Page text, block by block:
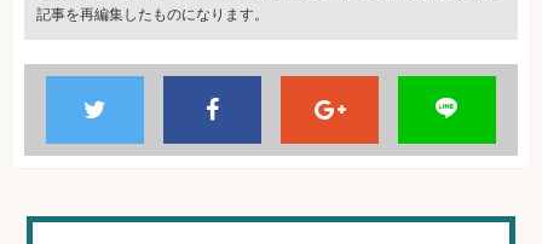
記事を再編集したものになります。